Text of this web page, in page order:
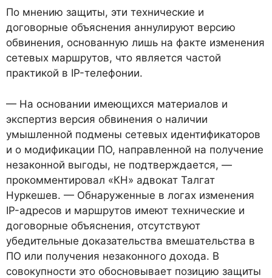
По мнению защиты, эти технические и
договорные объяснения аннулируют версию
обвинения, основанную лишь на факте изменения
сетевых маршрутов, что является частой
практикой в IP-телефонии.
— На основании имеющихся материалов и
экспертиз версия обвинения о наличии
умышленной подмены сетевых идентификаторов
и о модификации ПО, направленной на получение
незаконной выгоды, не подтверждается, —
прокомментировал «КН» адвокат Талгат
Нуркешев. — Обнаруженные в логах изменения
IP-адресов и маршрутов имеют технические и
договорные объяснения, отсутствуют
убедительные доказательства вмешательства в
ПО или получения незаконного дохода. В
совокупности это обосновывает позицию защиты